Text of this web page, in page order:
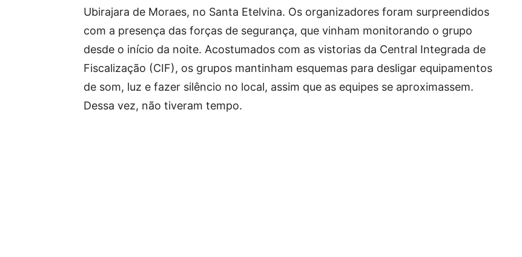
Ubirajara de Moraes, no Santa Etelvina. Os organizadores foram surpreendidos
com a presença das forças de segurança, que vinham monitorando o grupo
desde o início da noite. Acostumados com as vistorias da Central Integrada de
Fiscalização (CIF), os grupos mantinham esquemas para desligar equipamentos
de som, luz e fazer silêncio no local, assim que as equipes se aproximassem.
Dessa vez, não tiveram tempo.